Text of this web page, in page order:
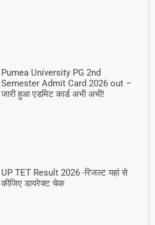
Purnea University PG 2nd
Semester Admit Card 2026 out –
जारी हुआ एडमिट कार्ड अभी अभी!
UP TET Result 2026 -रिजल्ट यहां से
कीजिए डायरेक्ट चेक